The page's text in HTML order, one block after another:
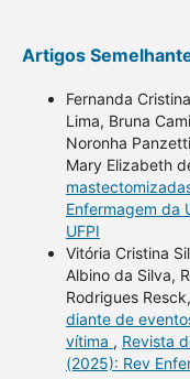
Artigos
Fernanda
Lima, Bruna
Noronha
Mary Elizabeth
Enfermagem da
UFPI
Vitória Cristina
Albino da Silva,
Rodrigues Resck,
diante de
vítima , Revista
(2025): Rev